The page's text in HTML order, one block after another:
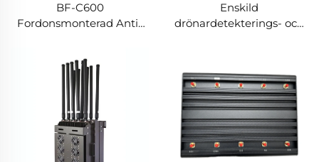
BF-C600
Fordonsmonterad Anti-
Enskild
drönardetekterings- och